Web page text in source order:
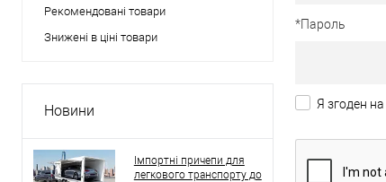
Рекомендовані товари
Знижені в ціні товари
Новини
Імпортні причепи для
легкового транспорту до
*Пароль
Я згоден на